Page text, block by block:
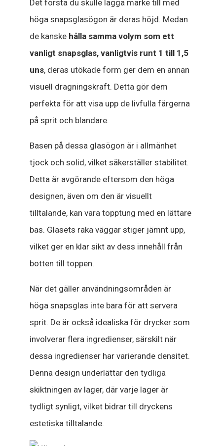
Det första du skulle lägga märke till med
höga snapsglasögon är deras höjd. Medan
de kanske hålla samma volym som ett
vanligt snapsglas, vanligtvis runt 1 till 1,5
uns, deras utökade form ger dem en annan
visuell dragningskraft. Detta gör dem
perfekta för att visa upp de livfulla färgerna
på sprit och blandare.
Basen på dessa glasögon är i allmänhet
tjock och solid, vilket säkerställer stabilitet.
Detta är avgörande eftersom den höga
designen, även om den är visuellt
tilltalande, kan vara topptung med en lättare
bas. Glasets raka väggar stiger jämnt upp,
vilket ger en klar sikt av dess innehåll från
botten till toppen.
När det gäller användningsområden är
höga snapsglas inte bara för att servera
sprit. De är också idealiska för drycker som
involverar flera ingredienser, särskilt när
dessa ingredienser har varierande densitet.
Denna design underlättar den tydliga
skiktningen av lager, där varje lager är
tydligt synligt, vilket bidrar till dryckens
estetiska tilltalande.